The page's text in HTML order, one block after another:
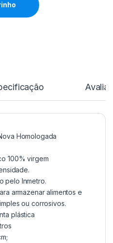
Homologada
100% virgem
pelo Inmetro.
armazenar alimentos e
ou corrosivos.
plástica